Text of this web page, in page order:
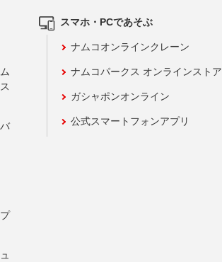
スマホ・PCであそぶ
ナムコオンラインクレーン
ナムコパークス オンラインストア
ガシャポンオンライン
公式スマートフォンアプリ